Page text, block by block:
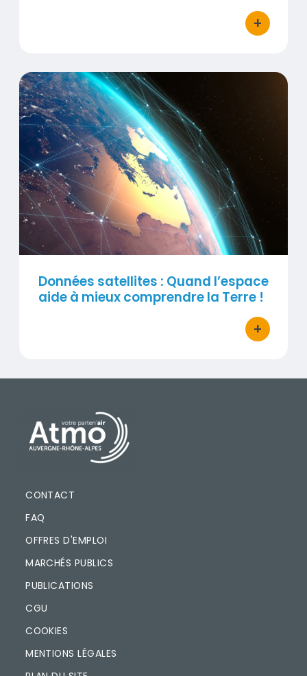
+
bouton
Données satellites : Quand l’espace aide à
Visuel
Données satellites : Quand l’espace
aide à mieux comprendre la Terre !
+
bouton
PIED DE PAGE
CONTACT
FAQ
OFFRES D'EMPLOI
MARCHÉS PUBLICS
PUBLICATIONS
CGU
COOKIES
MENTIONS LÉGALES